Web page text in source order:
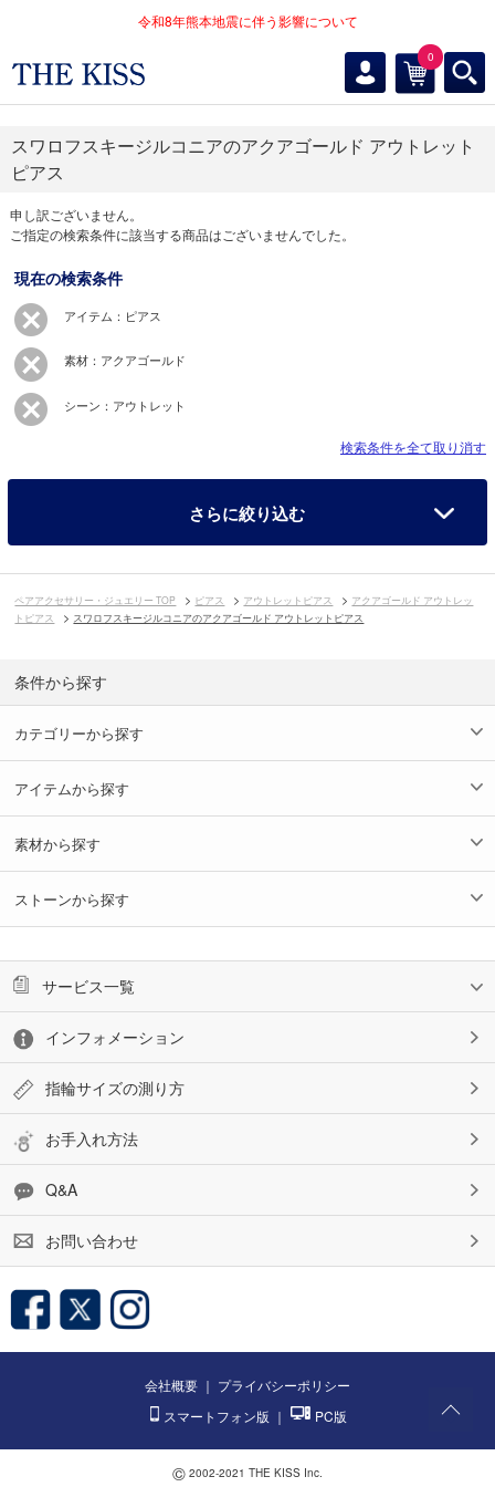
令和8年熊本地震に伴う影響について
0
スワロフスキージルコニアのアクアゴールド アウトレット
ピアス
申し訳ございません。
ご指定の検索条件に該当する商品はございませんでした。
現在の検索条件
アイテム：ピアス
素材：アクアゴールド
シーン：アウトレット
検索条件を全て取り消す
さらに絞り込む
ペアアクセサリー・ジュエリー TOP ピアス アウトレットピアス
アクアゴールド アウトレッ
トピアス
スワロフスキージルコニアのアクアゴールド アウトレットピアス
条件から探す
カテゴリーから探す
アイテムから探す
素材から探す
ストーンから探す
サービス一覧
インフォメーション
指輪サイズの測り方
お手入れ方法
Q&A
お問い合わせ
会社概要 ｜ プライバシーポリシー
スマートフォン版 ｜ PC版
© 2002-2021 THE KISS Inc.